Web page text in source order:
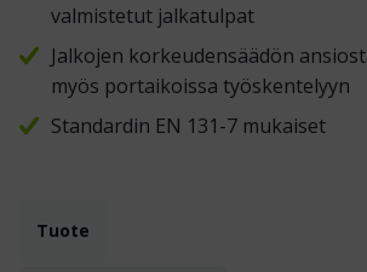
valmistetut jalkatulpat
Jalkojen korkeudensäädön
myös portaikoissa työskentelyyn
Standardin EN 131-7 mukaiset
Tuote